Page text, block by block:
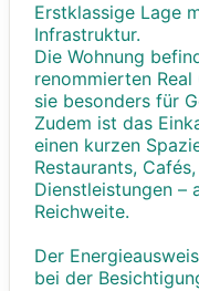
Erstklassige Lage
Infrastruktur.
Die Wohnung
renommierten
sie besonders für
Zudem ist das
einen kurzen
Restaurants,
Dienstleistungen –
Reichweite.
Der
bei der